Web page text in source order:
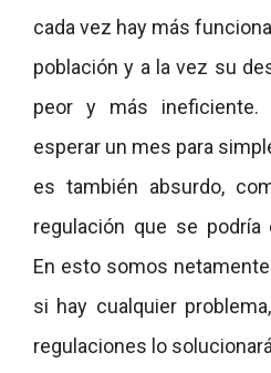
cada vez hay más
población y a la vez su
peor y más ineficiente.
esperar un mes para
es también absurdo,
regulación que se podría
En esto somos
si hay cualquier
regulaciones lo